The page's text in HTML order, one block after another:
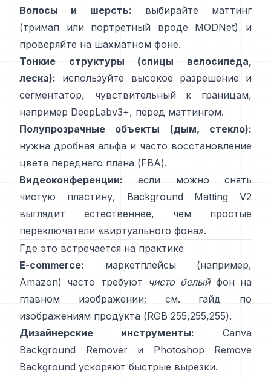
Волосы и шерсть: выбирайте маттинг
(тримап или портретный вроде
MODNet) и
проверяйте на шахматном фоне.
Тонкие структуры (спицы велосипеда,
леска): используйте высокое разрешение и
сегментатор, чувствительный к границам,
например DeepLabv3+, перед маттингом.
Полупрозрачные объекты (дым, стекло):
нужна дробная альфа и часто восстановление
цвета переднего плана (FBA).
Видеоконференции: если можно снять
чистую пластину,
Background Matting V2
выглядит естественнее, чем простые
переключатели «виртуального фона».
Где это встречается на практике
Е-commerce: маркетплейсы (например,
Amazon) часто требуют чисто белыйфон на
главном изображении; см.
гайд по
изображениям продукта (RGB 255,255,255).
Дизайнерские инструменты: Canva
Background Removerи Photoshop Remove
Background ускоряют быстрые вырезки.